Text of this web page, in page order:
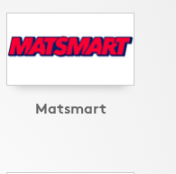
Matsmart